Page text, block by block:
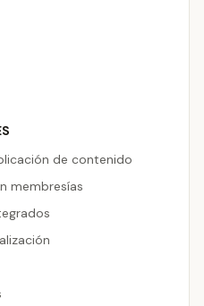
de contenido
membresías